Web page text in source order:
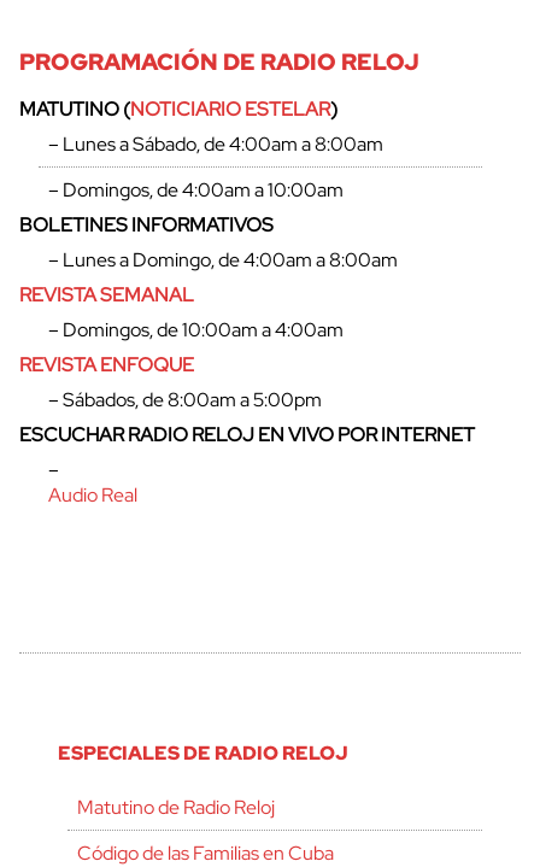
PROGRAMACIÓN DE RADIO RELOJ
MATUTINO (NOTICIARIO ESTELAR)
– Lunes a Sábado, de 4:00am a 8:00am
– Domingos, de 4:00am a 10:00am
BOLETINES INFORMATIVOS
– Lunes a Domingo, de 4:00am a 8:00am
REVISTA SEMANAL
– Domingos, de 10:00am a 4:00am
REVISTA ENFOQUE
– Sábados, de 8:00am a 5:00pm
ESCUCHAR RADIO RELOJ EN VIVO POR INTERNET
–
Audio Real
ESPECIALES DE RADIO RELOJ
Matutino de Radio Reloj
Código de las Familias en Cuba